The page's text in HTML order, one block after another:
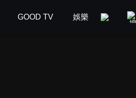
GOOD TV 娛樂 美食旅遊